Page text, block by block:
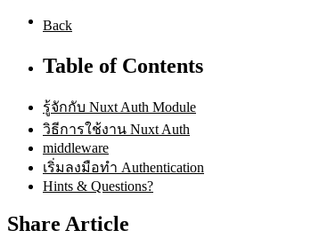
Back
Table of Contents
รู้จักกับ Nuxt Auth Module
วิธีการใช้งาน Nuxt Auth
middleware
เริ่มลงมือทำ Authentication
Hints & Questions?
Share Article